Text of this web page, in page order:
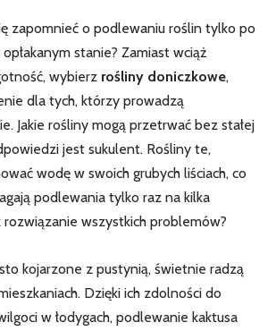
‌zapomnieć o podlewaniu roślin⁤ tylko po
stanie? Zamiast ‌wciąż
wybierz rośliny doniczkowe,
dla tych,​ którzy prowadzą
Jakie rośliny mogą przetrwać bez stałej
jest⁣ sukulent. Rośliny te,
‍wodę w swoich ‌grubych ​liściach, co
podlewania tylko raz na kilka
⁣rozwiązanie wszystkich problemów?
kojarzone z pustynią, świetnie radzą
Dzięki ‍ich zdolności‍ do
w łodygach, podlewanie kaktusa